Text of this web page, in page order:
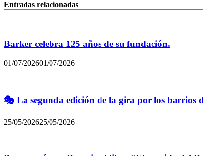
Entradas relacionadas
Barker celebra 125 años de su fundación.
01/07/202601/07/2026
🎭 La segunda edición de la gira por los
25/05/202625/05/2026